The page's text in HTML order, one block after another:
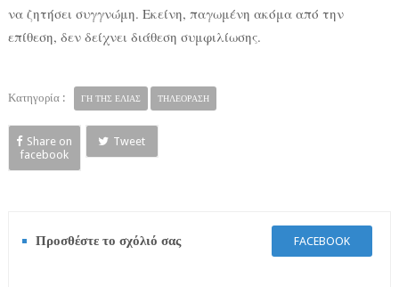
να ζητήσει συγγνώμη. Εκείνη, παγωμένη ακόμα από την
επίθεση, δεν δείχνει διάθεση συμφιλίωσης.
Κατηγορία : ΓΗ ΤΗΣ ΕΛΙΑΣ ΤΗΛΕΟΡΑΣΗ
Share on
facebook
Tweet
Προσθέστε το σχόλιό σας FACEBOOK